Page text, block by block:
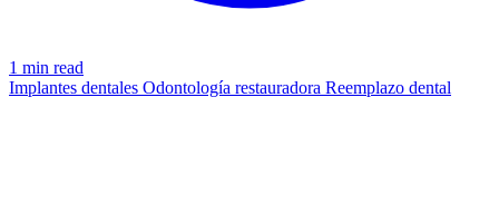
1 min read
Implantes dentales Odontología restauradora Reemplazo dental